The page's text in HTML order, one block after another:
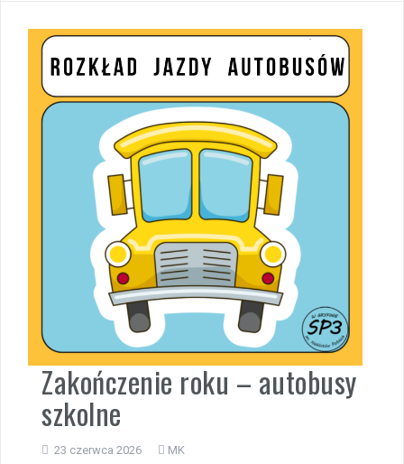
Zakończenie roku – autobusy
szkolne
23 czerwca 2026 MK